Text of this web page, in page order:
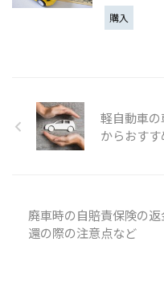
購入
軽自動車
からおす
廃車時の自賠責保険の
還の際の注意点など